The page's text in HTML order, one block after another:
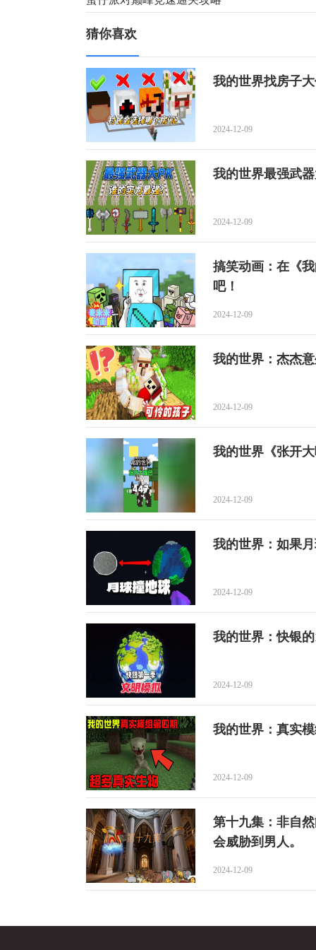
猜你喜欢
我的世界找房子
2024-12-09
我的世界最强武
2024-12-09
搞笑动画：在《
吧！
2024-12-09
我的世界：杰杰
2024-12-09
我的世界《张开
2024-12-09
我的世界：如果
2024-12-09
我的世界：快银
2024-12-09
我的世界：真实
2024-12-09
第十九集：非自
会威胁到男人。
2024-12-09